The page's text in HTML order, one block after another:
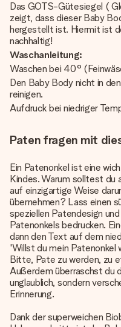
Das GOTS-Gütesiegel (
zeigt, dass dieser Baby
hergestellt ist. Hiermit ist
nachhaltig!
Waschanleitung:
Waschen bei 40°
Den Baby Body nicht in
reinigen.
Aufdruck bei niedriger
Paten fragen mit
Ein Patenonkel ist eine
Kindes. Warum solltest du
auf einzigartige Weise
übernehmen? Lass einen
speziellen Patendesign
Patenonkels bedrucken.
dann den Text auf dem
'Willst du mein Patenonkel
Bitte, Pate zu werden, zu
Außerdem überraschst du
unglaublich, sondern
Erinnerung.
Dank der superweichen